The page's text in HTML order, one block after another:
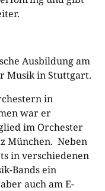
Ausbildung am
Musik in Stuttgart.
in
war er
im Orchester
München. Neben
in verschiedenen
Bands ein
auch am E-​